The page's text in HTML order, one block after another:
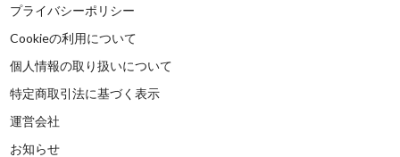
プライバシーポリシー
Cookieの利用について
個人情報の取り扱いについて
特定商取引法に基づく表示
運営会社
お知らせ